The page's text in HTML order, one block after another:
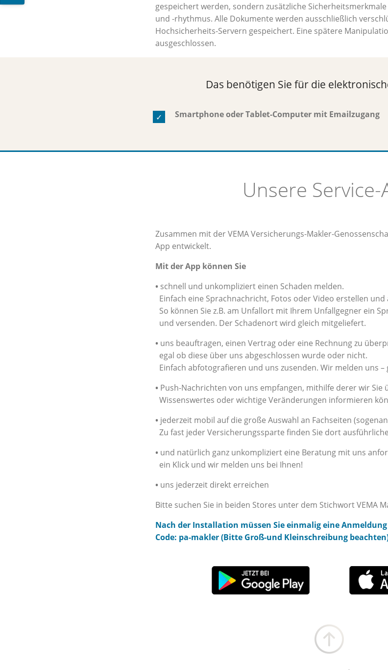
gespeichert werden, sondern zusätzliche
und -rhythmus. Alle Dokumente werden ausschließlich
Hochsicherheits-Servern gespeichert. Eine spätere
ausgeschlossen.
Das benötigen Sie für die
Smartphone oder Tablet-Computer mit Emailzugang
Unsere Service-
Zusammen mit der VEMA Versicherungs-Makler-
App entwickelt.
Mit der App können Sie
• schnell und unkompliziert einen Schaden melden.
Einfach eine Sprachnachricht, Fotos oder Video erstellen und
So können Sie z.B. am Unfallort mit Ihrem Unfallgegner ein
und versenden. Der Schadenort wird gleich mitgeliefert.
• uns beauftragen, einen Vertrag oder eine Rechnung zu
egal ob diese über uns abgeschlossen wurde oder nicht.
Einfach abfotografieren und uns zusenden. Wir melden uns
• Push-Nachrichten von uns empfangen, mithilfe derer wir Sie
Wissenswertes oder wichtige Veränderungen informieren
• jederzeit mobil auf die große Auswahl an Fachseiten
Zu fast jeder Versicherungssparte finden Sie dort
• und natürlich ganz unkompliziert eine Beratung mit uns
ein Klick und wir melden uns bei Ihnen!
• uns jederzeit direkt erreichen
Bitte suchen Sie in beiden Stores unter dem Stichwort VEMA
Nach der Installation müssen Sie einmalig eine
Code: pa-makler (Bitte Groß-und Kleinschreibung